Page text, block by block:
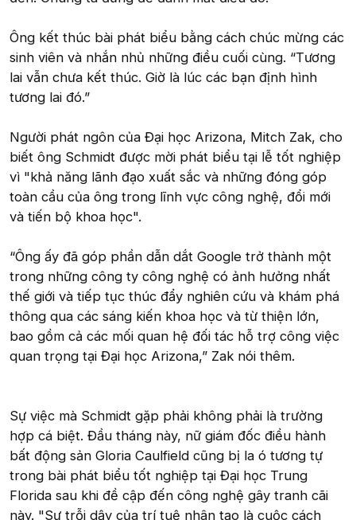
Ông kết thúc bài phát biểu bằng cách chúc mừng các
sinh viên và nhắn nhủ những điều cuối cùng. “Tương
lai vẫn chưa kết thúc. Giờ là lúc các bạn định hình
tương lai đó.”
Người phát ngôn của Đại học Arizona, Mitch Zak, cho
biết ông Schmidt được mời phát biểu tại lễ tốt nghiệp
vì "khả năng lãnh đạo xuất sắc và những đóng góp
toàn cầu của ông trong lĩnh vực công nghệ, đổi mới
và tiến bộ khoa học".
“Ông ấy đã góp phần dẫn dắt Google trở thành một
trong những công ty công nghệ có ảnh hưởng nhất
thế giới và tiếp tục thúc đẩy nghiên cứu và khám phá
thông qua các sáng kiến khoa học và từ thiện lớn,
bao gồm cả các mối quan hệ đối tác hỗ trợ công việc
quan trọng tại Đại học Arizona,” Zak nói thêm.
Sự việc mà Schmidt gặp phải không phải là trường
hợp cá biệt. Đầu tháng này, nữ giám đốc điều hành
bất động sản Gloria Caulfield cũng bị la ó tương tự
trong bài phát biểu tốt nghiệp tại Đại học Trung
Florida sau khi đề cập đến công nghệ gây tranh cãi
này. "Sự trỗi dậy của trí tuệ nhân tạo là cuộc cách